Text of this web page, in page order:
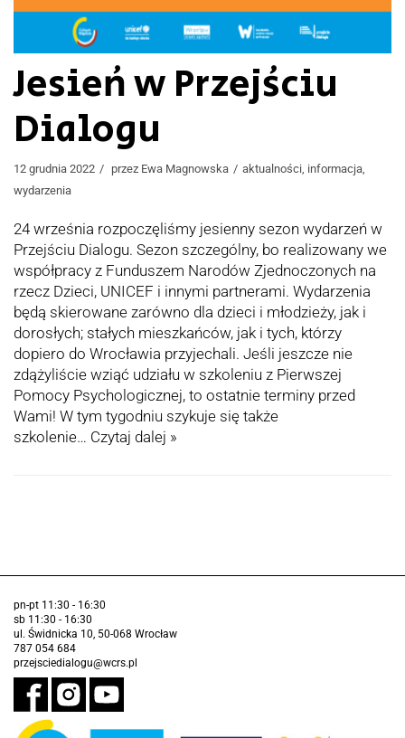
Jesień w Przejściu
Dialogu
12 grudnia 2022 przez Ewa Magnowska aktualności informacja
wydarzenia
24 września rozpoczęliśmy jesienny sezon wydarzeń w
Przejściu Dialogu. Sezon szczególny, bo realizowany we
współpracy z Funduszem Narodów Zjednoczonych na
rzecz Dzieci, UNICEF i innymi partnerami. Wydarzenia
będą skierowane zarówno dla dzieci i młodzieży, jak i
dorosłych; stałych mieszkańców, jak i tych, którzy
dopiero do Wrocławia przyjechali. Jeśli jeszcze nie
zdążyliście wziąć udziału w szkoleniu z Pierwszej
Pomocy Psychologicznej, to ostatnie terminy przed
Wami! W tym tygodniu szykuje się także
szkolenie… Czytaj dalej »
pn-pt 11:30 - 16:30
sb 11:30 - 16:30
ul. Świdnicka 10, 50-068 Wrocław
787 054 684
przejsciedialogu@wcrs.pl